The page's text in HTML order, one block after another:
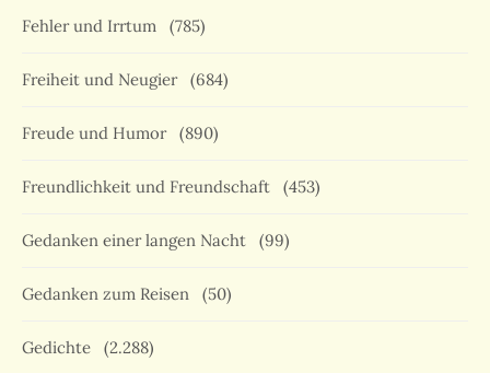
Fehler und Irrtum (785)
Freiheit und Neugier (684)
Freude und Humor (890)
Freundlichkeit und Freundschaft (453)
Gedanken einer langen Nacht (99)
Gedanken zum Reisen (50)
Gedichte (2.288)